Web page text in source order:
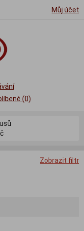
Můj účet
(0)
Zobrazit filtr